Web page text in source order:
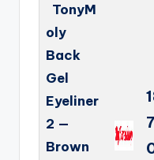
TonyM
oly
Back
Gel
Eyeliner
2 —
Brown
7